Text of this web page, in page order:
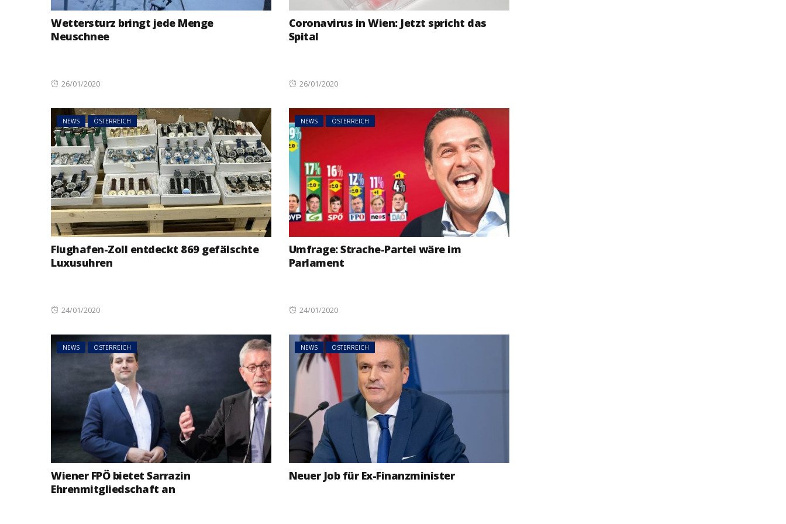
Wettersturz bringt jede Menge
Neuschnee
Posted
26/01/2020
Coronavirus in Wien: Jetzt spricht das
Spital
Posted
26/01/2020
NEWS ÖSTERREICH
Flughafen-Zoll entdeckt 869 gefälschte
Luxusuhren
Posted
24/01/2020
NEWS ÖSTERREICH
Umfrage: Strache-Partei wäre im
Parlament
Posted
24/01/2020
NEWS ÖSTERREICH
Wiener FPÖ bietet Sarrazin
Ehrenmitgliedschaft an
NEWS ÖSTERREICH
Neuer Job für Ex-Finanzminister